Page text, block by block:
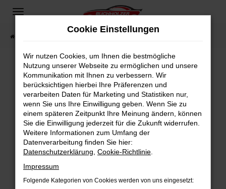
Zum
springen
Fahrzeugsuche
Fehler: Network Error
Beim Laden ist ein Fehler aufgetreten.
Hier sind ein paar Tipps, die dir helfen können:
Überprüfe deine Firewall und deine
Internetverbindung.
Laden andere Webseiten, zum Beispiel deine
Suchmaschine?
Prüfe deine Browsererweiterungen.
Cookie Einstellungen
Wir nutzen Cookies, um Ihnen die bestmögliche
Nutzung unserer Webseite zu ermöglichen und unsere
Kommunikation mit Ihnen zu verbessern. Wir
berücksichtigen hierbei Ihre Präferenzen und
verarbeiten Daten für Marketing und Statistiken nur,
wenn Sie uns Ihre Einwilligung geben. Wenn Sie zu
einem späteren Zeitpunkt Ihre Meinung ändern, können
Sie die Einwilligung jederzeit für die Zukunft widerrufen.
Weitere Informationen zum Umfang der
Datenverarbeitung finden Sie hier:
Datenschutzerklärung Cookie-Richtlinie
Impressum
Folgende Kategorien von Cookies werden von uns eingesetzt: